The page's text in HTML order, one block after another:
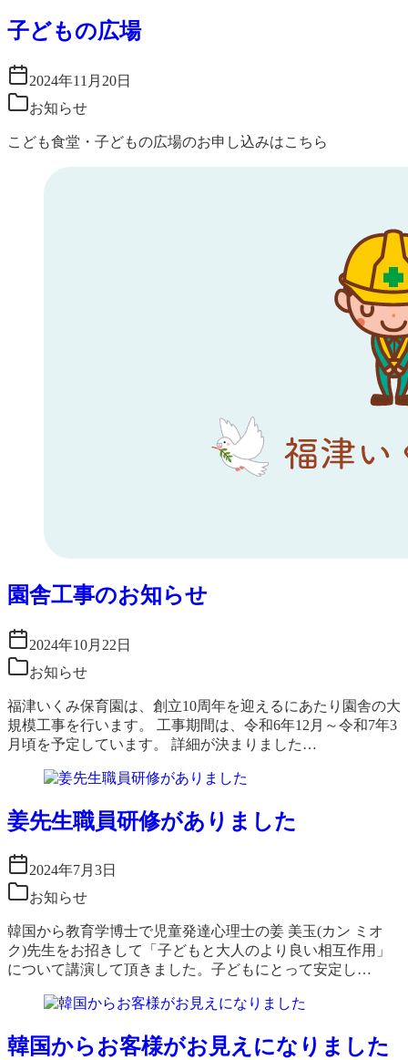
子どもの広場
2024年11月20日
お知らせ
こども食堂・子どもの広場のお申し込みはこちら
園舎工事のお知らせ
2024年10月22日
お知らせ
福津いくみ保育園は、創立10周年を迎えるにあたり園舎の大
規模工事を行います。 工事期間は、令和6年12月～令和7年3
月頃を予定しています。 詳細が決まりました…
姜先生職員研修がありました
2024年7月3日
お知らせ
韓国から教育学博士で児童発達心理士の姜 美玉(カン ミオ
ク)先生をお招きして「子どもと大人のより良い相互作用」
について講演して頂きました。子どもにとって安定し…
韓国からお客様がお見えになりました